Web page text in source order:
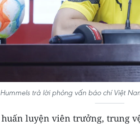
trả lời phỏng vấn báo chí Việt
luyện viên trưởng, trung